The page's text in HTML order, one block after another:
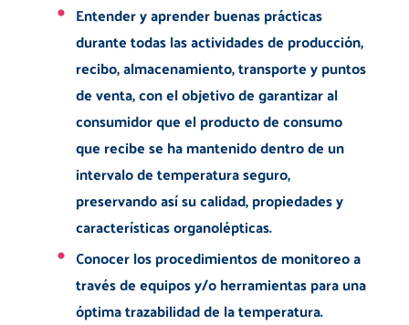
Entender y aprender buenas prácticas
durante todas las actividades de producción,
recibo, almacenamiento, transporte y puntos
de venta, con el objetivo de garantizar al
consumidor que el producto de consumo
que recibe se ha mantenido dentro de un
intervalo de temperatura seguro,
preservando así su calidad, propiedades y
características organolépticas.
Conocer los procedimientos de monitoreo a
través de equipos y/o herramientas para una
óptima trazabilidad de la temperatura.